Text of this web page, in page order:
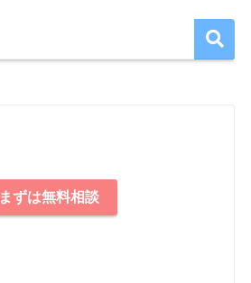
まずは無料相談